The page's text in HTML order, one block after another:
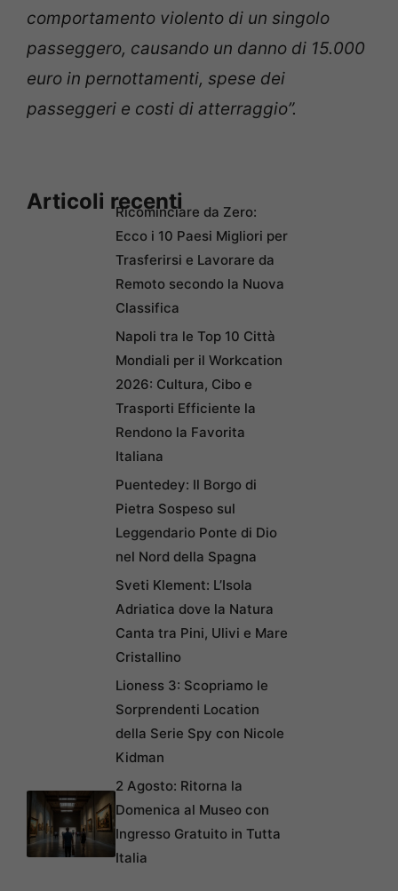
comportamento violento di un singolo
passeggero, causando un danno di 15.000
euro in pernottamenti, spese dei
passeggeri e costi di atterraggio”.
Articoli recentiRicominciare da Zero:
Ecco i 10 Paesi Migliori per
Trasferirsi e Lavorare da
Remoto secondo la Nuova
Classifica
Napoli tra le Top 10 Città
Mondiali per il Workcation
2026: Cultura, Cibo e
Trasporti Efficiente la
Rendono la Favorita
Italiana
Puentedey: Il Borgo di
Pietra Sospeso sul
Leggendario Ponte di Dio
nel Nord della Spagna
Sveti Klement: L’Isola
Adriatica dove la Natura
Canta tra Pini, Ulivi e Mare
Cristallino
Lioness 3: Scopriamo le
Sorprendenti Location
della Serie Spy con Nicole
Kidman
2 Agosto: Ritorna la
Domenica al Museo con
Ingresso Gratuito in Tutta
Italia